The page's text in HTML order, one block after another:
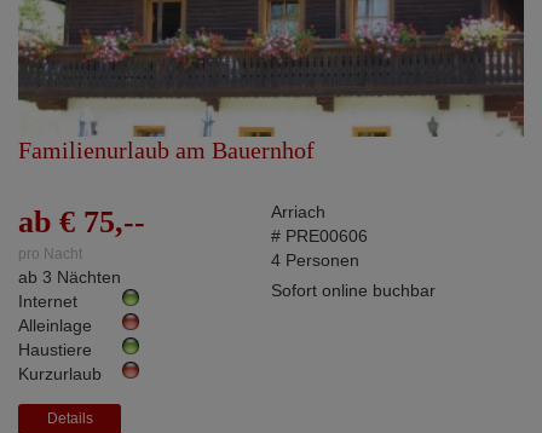
Familienurlaub am Bauernhof
ab € 75,--
pro Nacht
ab 3 Nächten
Internet
Alleinlage
Haustiere
Kurzurlaub
Details
Arriach
# PRE00606
4 Personen
Sofort online buchbar